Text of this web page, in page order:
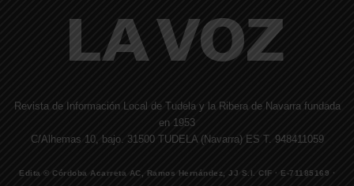
Revista de Información Local de Tudela y la Ribera de Navarra fundada
en 1953
C/Alhemas 10, bajo. 31500 TUDELA (Navarra) ES T. 948411059
Edita © Córdoba Acarreta AC, Ramos Hernández, JJ S.I. CIF · E-71185169 ·